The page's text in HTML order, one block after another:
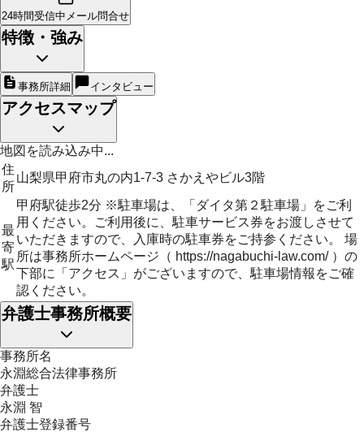
24時間受信中 メール問合せ
特徴・強み
事務所詳細 インタビュー
アクセスマップ
地図を読み込み中...
住
所
山梨県甲府市丸の内1-7-3 さかえやビル3階
最
寄
駅
甲府駅徒歩2分 ※駐車場は、「ダイタ第２駐車場」をご利
用ください。ご利用後に、駐車サービス券をお渡しさせて
いただきますので、入庫時の駐車券をご持参ください。 場
所は事務所ホームページ（ https://nagabuchi-law.com/ ）の
下部に「アクセス」がございますので、駐車場情報をご確
認ください。
弁護士事務所概要
事務所名
永淵総合法律事務所
弁護士
永淵 智
弁護士登録番号